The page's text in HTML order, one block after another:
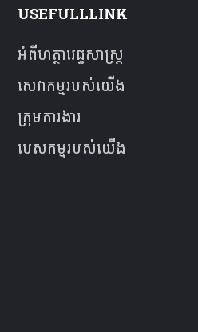
USEFULLLINK
អំពីហត្ថាវេជ្ជសាស្ត្រ
សេវាកម្មរបស់យើង
ក្រុមការងារ
បេសកម្មរបស់យើង